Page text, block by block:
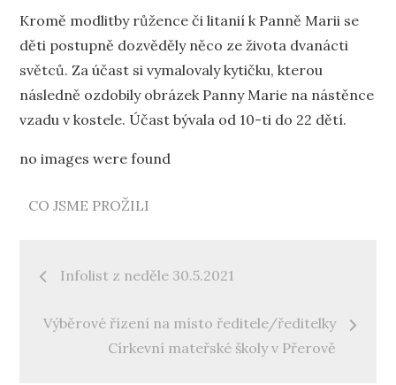
Kromě modlitby růžence či litanií k Panně Marii se
děti postupně dozvěděly něco ze života dvanácti
světců. Za účast si vymalovaly kytičku, kterou
následně ozdobily obrázek Panny Marie na nástěnce
vzadu v kostele. Účast bývala od 10-ti do 22 dětí.
no images were found
CO JSME PROŽILI
Navigace
pro
příspěvek
Infolist z neděle 30.5.2021
Výběrové řízení na místo ředitele/ředitelky
Církevní mateřské školy v Přerově